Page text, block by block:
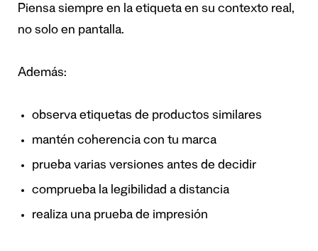
Piensa siempre en la etiqueta en su contexto real,
no solo en pantalla.
Además:
observa etiquetas de productos similares
mantén coherencia con tu marca
prueba varias versiones antes de decidir
comprueba la legibilidad a distancia
realiza una prueba de impresión